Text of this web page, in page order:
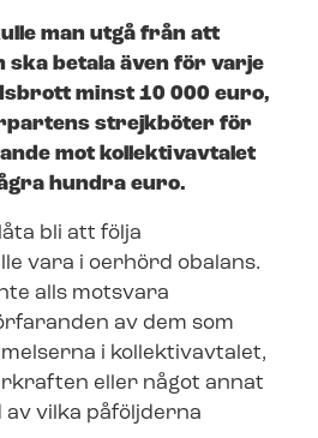
man utgå från att
betala även för varje
minst 10 000 euro,
strejkböter för
mot kollektivavtalet
hundra euro.
bli att följa
vara i oerhörd obalans.
alls motsvara
av dem som
i kollektivavtalet,
eller något annat
vilka påföljderna